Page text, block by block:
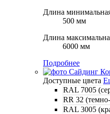
Длина
500 мм
Длина
6000 мм
Подробнее
Доступные цвета
RAL 7005
RR 32
RAL 3005